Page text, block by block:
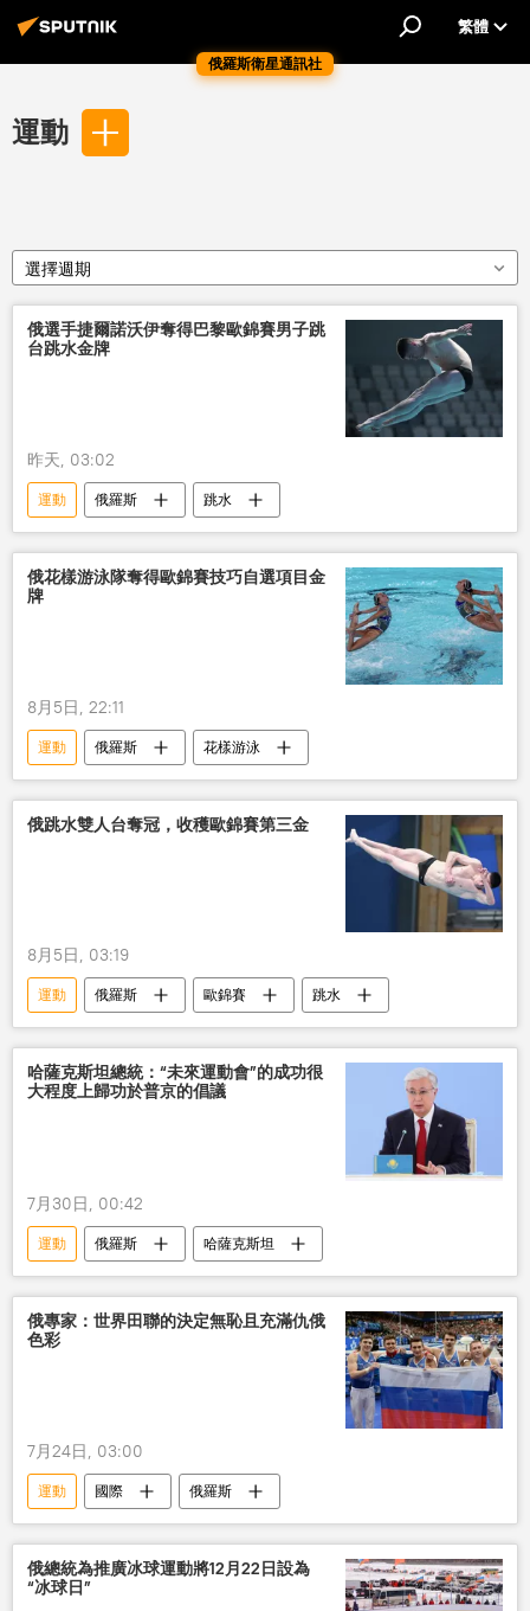
俄羅斯衛星通訊社
繁體
運動
選擇週期
俄選手捷爾諾沃伊奪得巴黎歐錦賽男子跳
台跳水金牌
昨天, 03:02
運動 俄羅斯 跳水
俄花樣游泳隊奪得歐錦賽技巧自選項目金
牌
8月5日, 22:11
運動 俄羅斯 花樣游泳
俄跳水雙人台奪冠，收穫歐錦賽第三金
8月5日, 03:19
運動 俄羅斯 歐錦賽 跳水
哈薩克斯坦總統：“未來運動會”的成功很
大程度上歸功於普京的倡議
7月30日, 00:42
運動 俄羅斯 哈薩克斯坦
俄專家：世界田聯的決定無恥且充滿仇俄
色彩
7月24日, 03:00
運動 國際 俄羅斯
俄總統為推廣冰球運動將12月22日設為
“冰球日”